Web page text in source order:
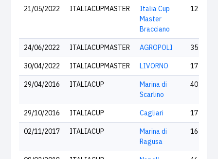
21/05/2022 ITALIACUPMASTER
Italia Cup
Master
Bracciano
12
24/06/2022 ITALIACUPMASTER AGROPOLI 35
30/04/2022 ITALIACUPMASTER LIVORNO 17
29/04/2016 ITALIACUP
Marina di
Scarlino
40
29/10/2016 ITALIACUP Cagliari 17
02/11/2017 ITALIACUP
Marina di
Ragusa
16